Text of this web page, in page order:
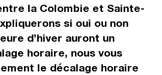
la Colombie et Sainte-
si oui ou non
d’hiver auront un
horaire, nous vous
le décalage horaire